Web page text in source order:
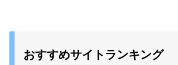
おすすめサイトランキング